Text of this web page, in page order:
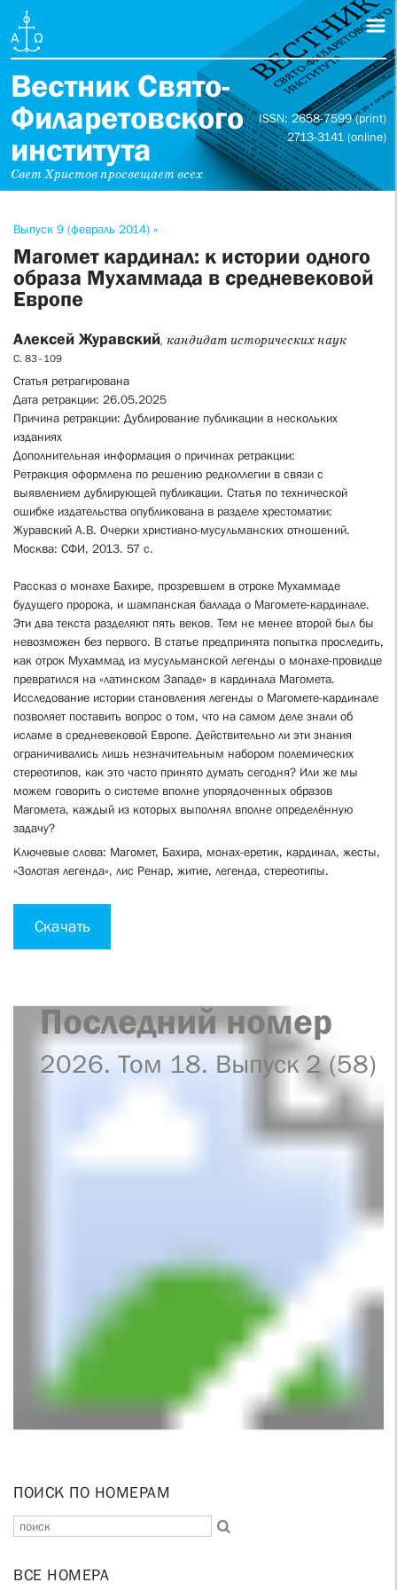
Вестник Свято-
Филаретовского
института
Свет Христов просвещает всех
ISSN: 2658-7599 (print)
2713-3141 (online)
Выпуск 9 (февраль 2014) »
Магомет кардинал: к истории одного
образа Мухаммада в средневековой
Европе
Алексей Журавский, кандидат исторических наук
С. 83–109
Статья ретрагирована
Дата ретракции: 26.05.2025
Причина ретракции: Дублирование публикации в нескольких
изданиях
Дополнительная информация о причинах ретракции:
Ретракция оформлена по решению редколлегии в связи с
выявлением дублирующей публикации. Статья по технической
ошибке издательства опубликована в разделе хрестоматии:
Журавский А.В. Очерки христиано-мусульманских отношений.
Москва: СФИ, 2013. 57 с.
Рассказ о монахе Бахире, прозревшем в отроке Мухаммаде
будущего пророка, и шампанская баллада о Магомете-кардинале.
Эти два текста разделяют пять веков. Тем не менее второй был бы
невозможен без первого. В статье предпринята попытка проследить,
как отрок Мухаммад из мусульманской легенды о монахе-провидце
превратился на «латинском Западе» в кардинала Магомета.
Исследование истории становления легенды о Магомете-кардинале
позволяет поставить вопрос о том, что на самом деле знали об
исламе в средневековой Европе. Действительно ли эти знания
ограничивались лишь незначительным набором полемических
стереотипов, как это часто принято думать сегодня? Или же мы
можем говорить о системе вполне упорядоченных образов
Магомета, каждый из которых выполнял вполне определённую
задачу?
Ключевые слова: Магомет, Бахира, монах-еретик, кардинал, жесты,
«Золотая легенда», лис Ренар, житие, легенда, стереотипы.
Скачать
Последний номер
2026. Том 18. Выпуск 2 (58)
ПОИСК ПО НОМЕРАМ
ВСЕ НОМЕРА